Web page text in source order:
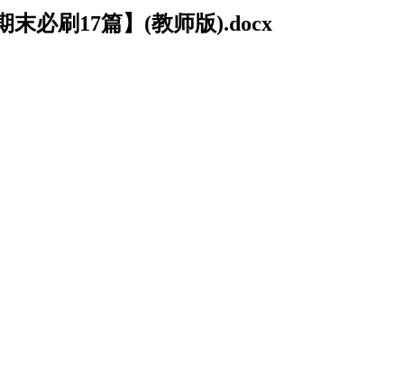
末必刷17篇】(教师版).docx